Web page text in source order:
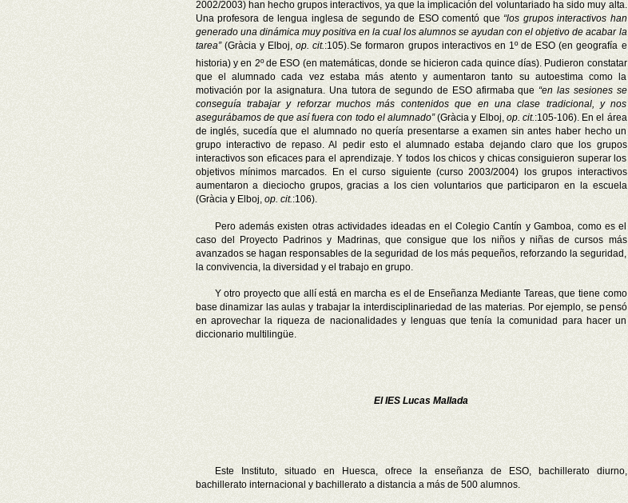
2002/2003) han hecho grupos interactivos, ya que la implicación del voluntariado ha sido muy alta.
Una profesora de lengua inglesa de segundo de ESO comentó que “los grupos interactivos han
generado una dinámica muy positiva en la cual los alumnos se ayudan con el objetivo de acabar la
tarea”(Gràcia y Elboj, op. cit. :105). Se formaron grupos interactivos en 1º de ESO (en geografía e
historia) y en 2º de ESO (en matemáticas, donde se hicieron cada quince días). Pudieron constatar
que el alumnado cada vez estaba más atento y aumentaron tanto su autoestima como la
motivación por la asignatura. Una tutora de segundo de ESO afirmaba que“en las sesiones se
conseguía trabajar y reforzar muchos más contenidos que en una clase tradicional, y nos
asegurábamos de que así fuera con todo el alumnado”(Gràcia y Elboj, op. cit. :105-106). En el área
de inglés, sucedía que el alumnado no quería presentarse a examen sin antes haber hecho un
grupo interactivo de repaso. Al pedir esto el alumnado estaba dejando claro que los grupos
interactivos son eficaces para el aprendizaje. Y todos los chicos y chicas consiguieron superar los
objetivos mínimos marcados. En el curso siguiente (curso 2003/2004) los grupos interactivos
aumentaron a dieciocho grupos, gracias a los cien voluntarios que participaron en la escuela
(Gràcia y Elboj, op. cit. :106).
Pero además existen otras actividades ideadas en el Colegio Cantín y Gamboa, como es el
caso del Proyecto Padrinos y Madrinas, que consigue que los niños y niñas de cursos más
avanzados se hagan responsables de la seguridad de los más pequeños, reforzando la seguridad,
la convivencia, la diversidad y el trabajo en grupo.
Y otro proyecto que allí está en marcha es el de Enseñanza Mediante Tareas, que tiene como
base dinamizar las aulas y trabajar la interdisciplinariedad de las materias. Por ejemplo, se pensó
en aprovechar la riqueza de nacionalidades y lenguas que tenía la comunidad para hacer un
diccionario multilingüe.
El IES Lucas Mallada
Este Instituto, situado en Huesca, ofrece la enseñanza de ESO, bachillerato diurno,
bachillerato internacional y bachillerato a distancia a más de 500 alumnos.